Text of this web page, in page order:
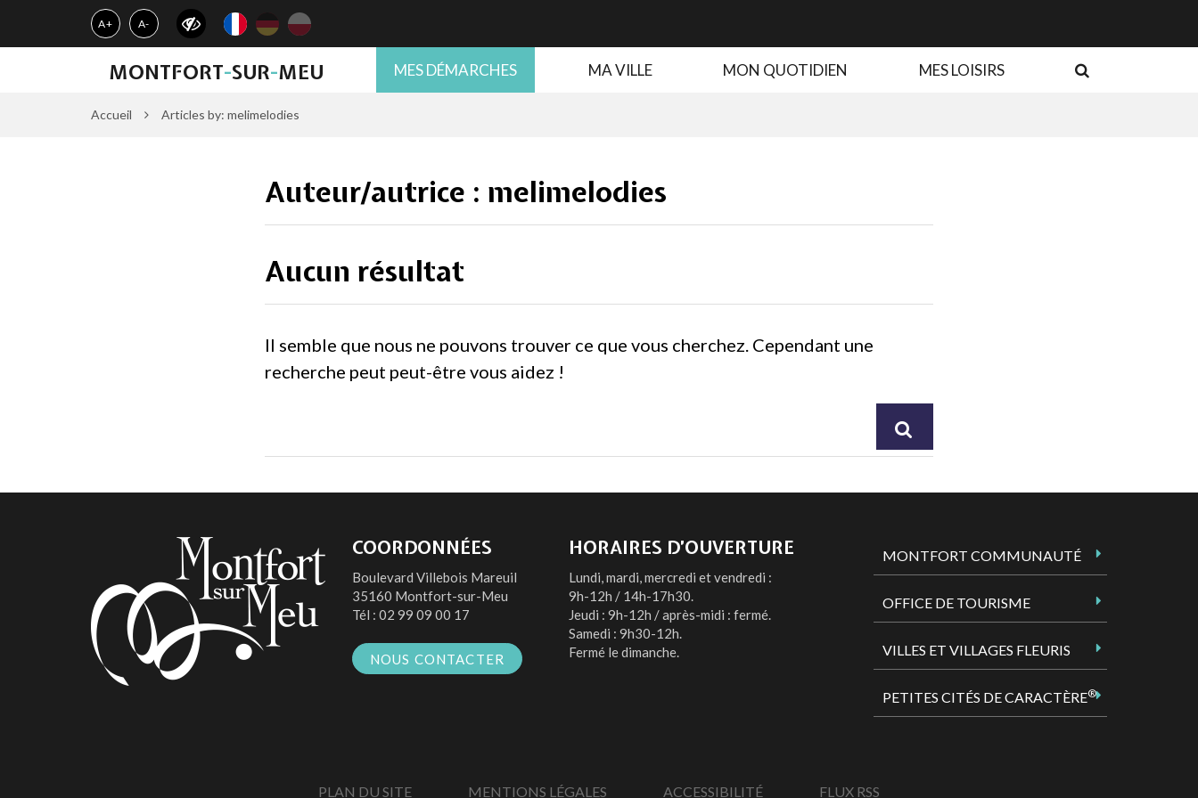
Gestion des traceurs
A+ A-
MONTFORT-SUR-MEU MES DÉMARCHES MA VILLE MON QUOTIDIEN MES LOISIRS
Accueil Articles by: melimelodies
Auteur/autrice : melimelodies
Aucun résultat
Il semble que nous ne pouvons trouver ce que vous cherchez. Cependant une
recherche peut peut-être vous aidez !
COORDONNÉES
Boulevard Villebois Mareuil
35160 Montfort-sur-Meu
Tél : 02 99 09 00 17
NOUS CONTACTER
HORAIRES D’OUVERTURE
Lundi, mardi, mercredi et vendredi :
9h-12h / 14h-17h30.
Jeudi : 9h-12h / après-midi : fermé.
Samedi : 9h30-12h.
Fermé le dimanche.
MONTFORT COMMUNAUTÉ
OFFICE DE TOURISME
VILLES ET VILLAGES FLEURIS
PETITES CITÉS DE CARACTÈRE®
PLAN DU SITE MENTIONS LÉGALES ACCESSIBILITÉ FLUX RSS